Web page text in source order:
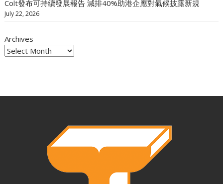
Colt發布可持續發展報告 減排40%助港企應對氣候披露新規
July 22, 2026
Archives